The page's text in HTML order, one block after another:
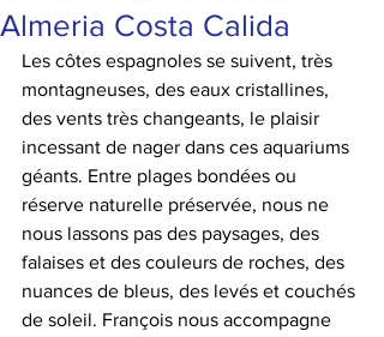
Almeria Costa Calida
Les côtes espagnoles se suivent, très
montagneuses, des eaux cristallines,
des vents très changeants, le plaisir
incessant de nager dans ces aquariums
géants. Entre plages bondées ou
réserve naturelle préservée, nous ne
nous lassons pas des paysages, des
falaises et des couleurs de roches, des
nuances de bleus, des levés et couchés
de soleil. François nous accompagne